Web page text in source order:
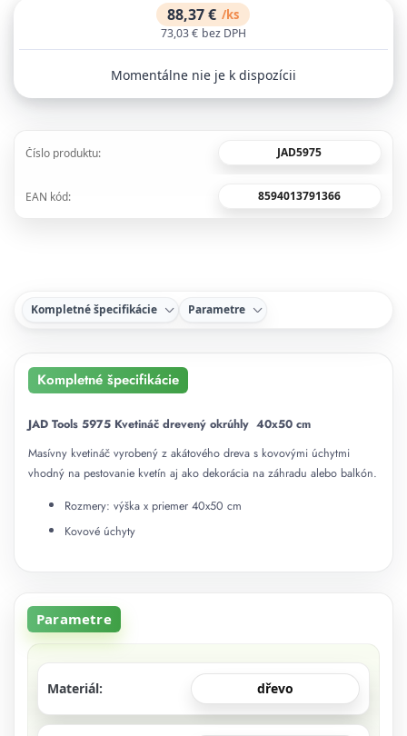
88,37 € /ks
73,03 € bez DPH
Momentálne nie je k dispozícii
Číslo produktu: JAD5975
EAN kód: 8594013791366
Kompletné špecifikácie Parametre
Kompletné špecifikácie
JAD Tools 5975 Kvetináč drevený okrúhly 40x50 cm
Masívny kvetináč vyrobený z akátového dreva s kovovými úchytmi
vhodný na pestovanie kvetín aj ako dekorácia na záhradu alebo balkón.
Rozmery: výška x priemer 40x50 cm
Kovové úchyty
Parametre
Materiál dřevo